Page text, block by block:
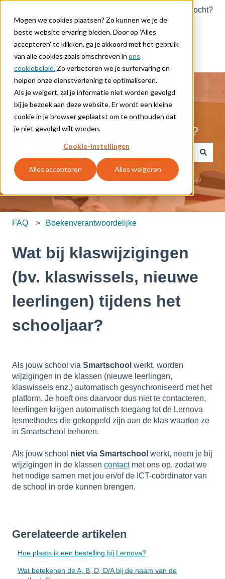
Mogen we cookies plaatsen? Zo kunnen we je de
beste website ervaring bieden. Door op 'Alles
accepteren' te klikken, ga je akkoord met het gebruik
van alle cookies zoals omschreven in ons
cookiebeleid. Zo verbeteren we je surfervaring en
helpen onze dienstverlening te optimaliseren.
Als je weigert, zal je informatie niet worden gevolgd
bij je bezoek aan deze website. Er wordt een kleine
cookie in je browser geplaatst om te onthouden dat
je niet gevolgd wilt worden.
Cookie-instellingen
Alles accepteren Alles weigeren
Niet gevonden wat je zocht?
Welkom. Hoe kunnen we je helpen?
Er zijn geen suggesties want het zoekveld is leeg.
FAQ Boekenverantwoordelijke
Wat bij klaswijzigingen
(bv. klaswissels, nieuwe
leerlingen) tijdens het
schooljaar?
Als jouw school via Smartschool werkt, worden
wijzigingen in de klassen (nieuwe leerlingen,
klaswissels enz.) automatisch gesynchroniseerd met het
platform. Je hoeft ons daarvoor dus niet te contacteren,
leerlingen krijgen automatisch toegang tot de Lernova
lesmethodes die gekoppeld zijn aan de klas waartoe ze
in Smartschool behoren.
Als jouw school niet via Smartschool werkt, neem je bij
wijzigingen in de klassen contactmet ons op, zodat we
het nodige samen met jou en/of de ICT-coördinator van
de school in orde kunnen brengen.
Gerelateerde artikelen
Hoe plaats ik een bestelling bij Lernova?
Wat betekenen de A, B, D, D/A bij de naam van de